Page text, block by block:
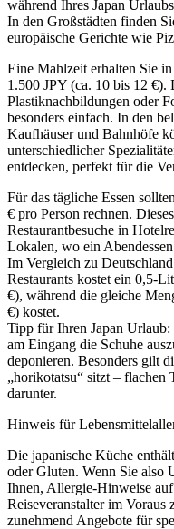
während Ihres Japan
In den Großstädten finden
europäische Gerichte wie
Eine Mahlzeit erhalten Sie
1.500 JPY (ca. 10 bis 12 €).
Plastiknachbildungen oder
besonders einfach. In den
Kaufhäuser und Bahnhöfe
unterschiedlicher
entdecken, perfekt für die
Für das tägliche Essen
€ pro Person rechnen.
Restaurantbesuche in
Lokalen, wo ein
Im Vergleich zu
Restaurants kostet ein 0,5-
€), während die gleiche
€) kostet.
Tipp für Ihren Japan
am Eingang die Schuhe
deponieren. Besonders gilt
„horikotatsu“ sitzt –
darunter.
Hinweis für
Die japanische Küche
oder Gluten. Wenn Sie also
Ihnen, Allergie-Hinweise
Reiseveranstalter im Voraus
zunehmend Angebote für